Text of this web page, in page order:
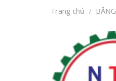
Trang chủ /